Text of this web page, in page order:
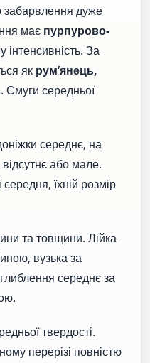
забарвлення дуже
має пурпурово-
інтенсивність. За
як рум’янець,
. Смуги середньої
середнє, на
або мале.
середня, їхній розмір
та товщини. Лійка
вузька за
середнє за
твердості.
перерізі повністю